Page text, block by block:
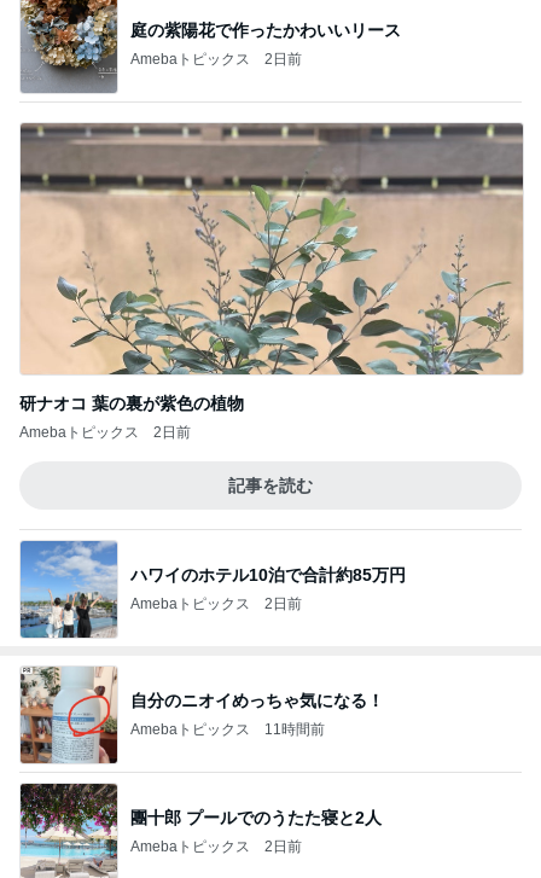
庭の紫陽花で作ったかわいいリース
Amebaトピックス 2日前
研ナオコ 葉の裏が紫色の植物
Amebaトピックス 2日前
記事を読む
ハワイのホテル10泊で合計約85万円
Amebaトピックス 2日前
自分のニオイめっちゃ気になる！
Amebaトピックス 11時間前
團十郎 プールでのうたた寝と2人
Amebaトピックス 2日前